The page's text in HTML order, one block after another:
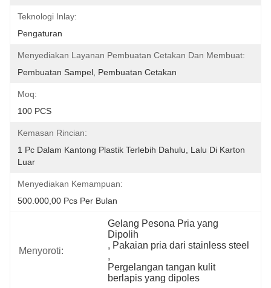
Teknologi Inlay:
Pengaturan
Menyediakan Layanan Pembuatan Cetakan Dan Membuat:
Pembuatan Sampel, Pembuatan Cetakan
Moq:
100 PCS
Kemasan Rincian:
1 Pc Dalam Kantong Plastik Terlebih Dahulu, Lalu Di Karton
Luar
Menyediakan Kemampuan:
500.000,00 Pcs Per Bulan
Menyoroti:
Gelang Pesona Pria yang
Dipolih
, Pakaian pria dari stainless steel
,
Pergelangan tangan kulit
berlapis yang dipoles